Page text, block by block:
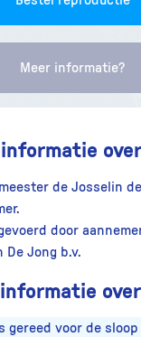
Meer informatie?
de Josselin
door
De Jong b.v.
gereed voor de sloop